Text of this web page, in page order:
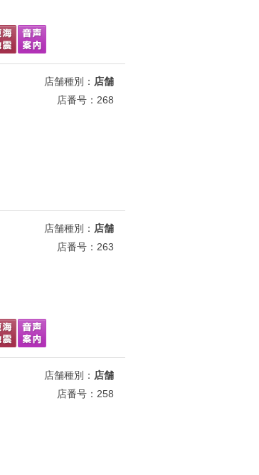
店舗種別： 店舗
店番号：268
店舗種別： 店舗
店番号：263
店舗種別： 店舗
店番号：258